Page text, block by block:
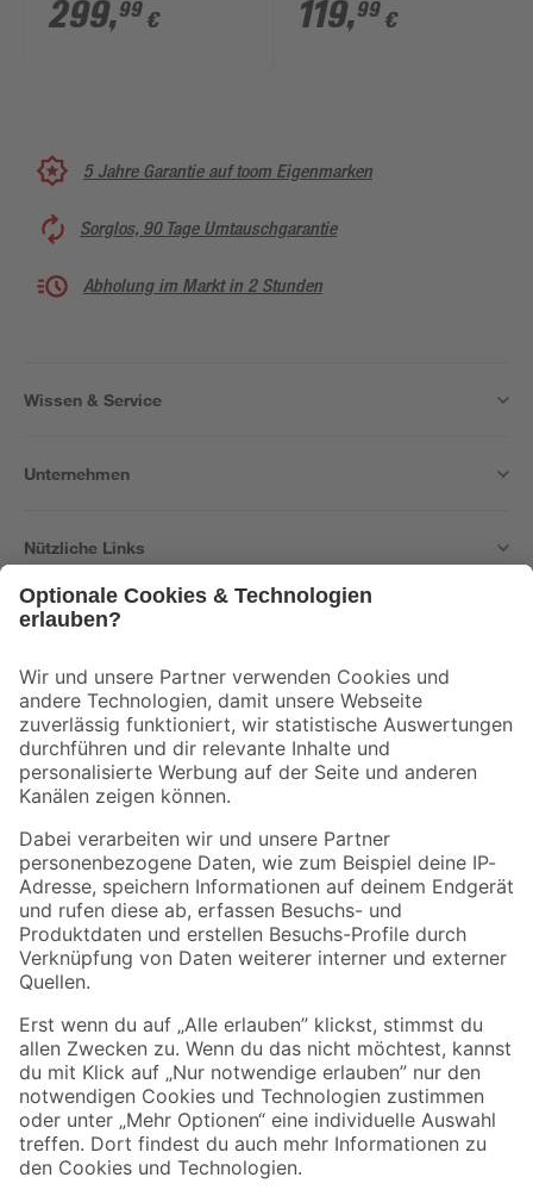
299,99 € 119,99 €
5 Jahre Garantie auf toom Eigenmarken
Sorglos, 90 Tage Umtauschgarantie
Abholung im Markt in 2 Stunden
Wissen & Service
Unternehmen
Nützliche Links
Der toom Newsletter: Keine Angebote und Aktionen mehr verpassen!
Zur Newsletter Anmeldung
Folge uns
Zahlungsarten Versandarten
Sicher einkaufen
Jetzt die toom-App herunterladen